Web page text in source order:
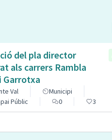
del pla director
als carrers Rambla
Garrotxa
Val
Municipi
Públic
0 3